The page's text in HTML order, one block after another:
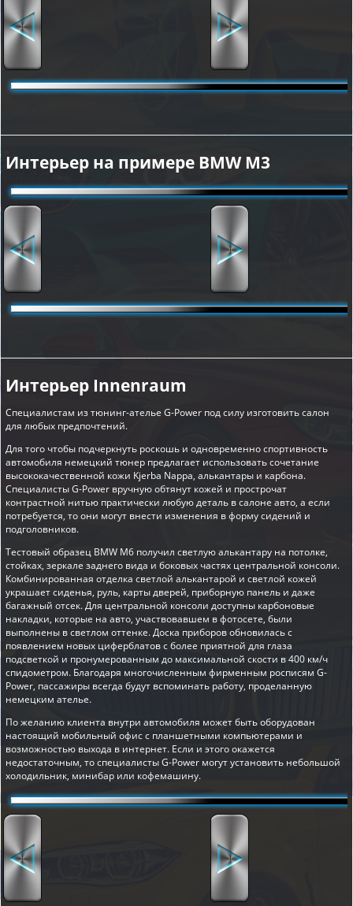
Интерьер на примере BMW M3
Интерьер Innenraum
Специалистам из тюнинг-ателье G-Power под силу изготовить салон
для любых предпочтений.
Для того чтобы подчеркнуть роскошь и одновременно спортивность
автомобиля немецкий тюнер предлагает использовать сочетание
высококачественной кожи Kjerba Nappa, алькантары и карбона.
Специалисты G-Power вручную обтянут кожей и прострочат
контрастной нитью практически любую деталь в салоне авто, а если
потребуется, то они могут внести изменения в форму сидений и
подголовников.
Тестовый образец BMW M6 получил светлую алькантару на потолке,
стойках, зеркале заднего вида и боковых частях центральной консоли.
Комбинированная отделка светлой алькантарой и светлой кожей
украшает сиденья, руль, карты дверей, приборную панель и даже
багажный отсек. Для центральной консоли доступны карбоновые
накладки, которые на авто, участвовавшем в фотосете, были
выполнены в светлом оттенке. Доска приборов обновилась с
появлением новых циферблатов с более приятной для глаза
подсветкой и пронумерованным до максимальной скости в 400 км/ч
спидометром. Благодаря многочисленным фирменным росписям G-
Power, пассажиры всегда будут вспоминать работу, проделанную
немецким ателье.
По желанию клиента внутри автомобиля может быть оборудован
настоящий мобильный офис с планшетными компьютерами и
возможностью выхода в интернет. Если и этого окажется
недостаточным, то специалисты G-Power могут установить небольшой
холодильник, минибар или кофемашину.